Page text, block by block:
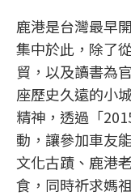
鹿港是台灣最早
集中於此，除了
貿，以及讀書為
座歷史久遠的小
精神，透過「
動，讓參加車友
文化古蹟、鹿港
食，同時祈求媽